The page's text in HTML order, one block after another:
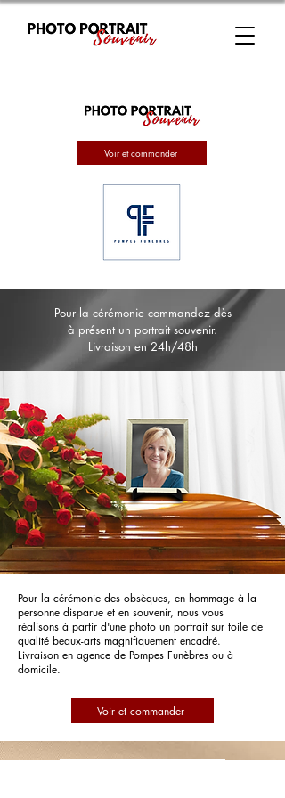
Voir et commander
Pour la cérémonie commandez dès
à présent un portrait souvenir.
Livraison en 24h/48h
Pour la cérémonie des obsèques, en hommage à la
personne disparue et en souvenir, nous vous
réalisons à partir d'une photo un portrait sur toile de
qualité beaux-arts magnifiquement encadré.
Livraison en agence de Pompes Funèbres ou à
domicile.
Voir et commander